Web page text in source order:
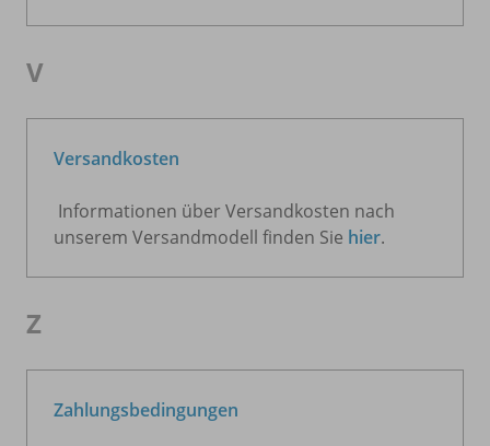
V
Versandkosten
Informationen über Versandkosten nach
unserem Versandmodell finden Sie hier.
Z
Zahlungsbedingungen